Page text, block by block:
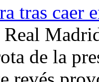
tras caer
de la